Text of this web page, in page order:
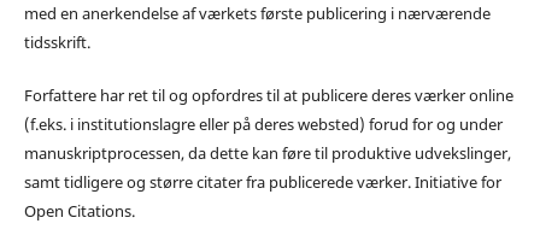
med en anerkendelse af værkets første publicering i nærværende
tidsskrift.
Forfattere har ret til og opfordres til at publicere deres værker online
(f.eks. i institutionslagre eller på deres websted) forud for og under
manuskriptprocessen, da dette kan føre til produktive udvekslinger,
samt tidligere og større citater fra publicerede værker. Initiative for
Open Citations.